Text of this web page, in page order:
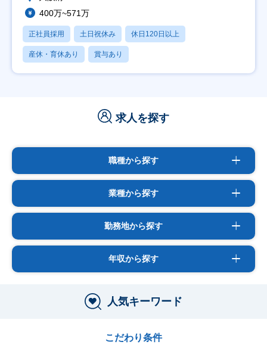
400万~571万
正社員採用 土日祝休み 休日120日以上
産休・育休あり 賞与あり
求人を探す
職種から探す
業種から探す
勤務地から探す
年収から探す
人気キーワード
こだわり条件